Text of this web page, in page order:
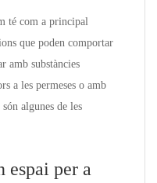
té com a principal
que poden comportar
amb substàncies
a les permeses o amb
algunes de les
espai per a